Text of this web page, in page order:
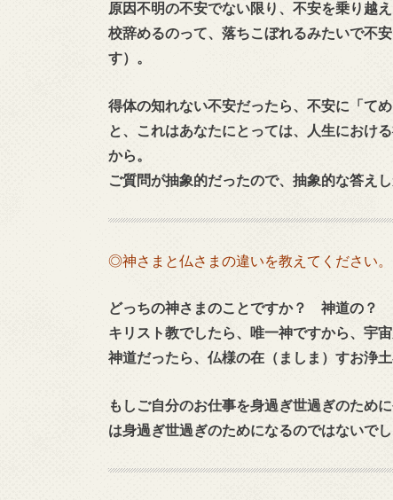
原因不明の不安でない限り、不安を乗り越
校辞めるのって、落ちこぼれるみたいで不
す）。
得体の知れない不安だったら、不安に「て
と、これはあなたにとっては、人生におけ
から。
ご質問が抽象的だったので、抽象的な答え
◎神さまと仏さまの違いを教えてください。
どっちの神さまのことですか？ 神道の？
キリスト教でしたら、唯一神ですから、宇
神道だったら、仏様の在（ましま）すお浄
もしご自分のお仕事を身過ぎ世過ぎのため
は身過ぎ世過ぎのためになるのではないで